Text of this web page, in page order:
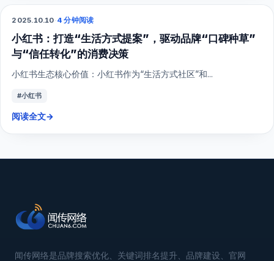
小红书
2025.10.10·4 分钟阅读
小红书：打造“生活方式提案”，驱动品牌“口碑种草”
与“信任转化”的消费决策
小红书生态核心价值：小红书作为“生活方式社区”和...
#小红书
阅读全文→
闻传网络是品牌搜索优化、关键词排名提升、品牌建设、官网